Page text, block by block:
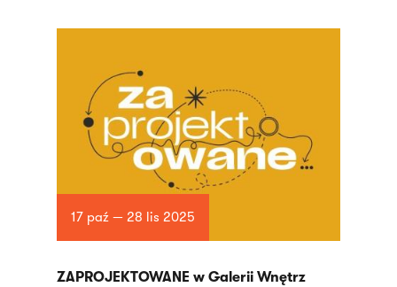
17 paź — 28 lis 2025
ZAPROJEKTOWANE w Galerii Wnętrz